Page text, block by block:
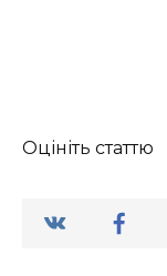
Оцініть статтю